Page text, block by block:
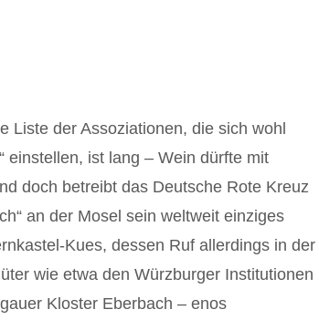
der Assoziationen, die sich wohl
einstellen, ist lang – Wein dürfte mit
doch betreibt das Deutsche Rote Kreuz
an der Mosel sein weltweit einziges
Kues, dessen Ruf allerdings in der
wie etwa den Würzburger Institutionen
Kloster Eberbach – enos